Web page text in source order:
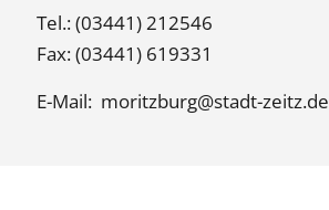
Tel.: (03441) 212546
Fax: (03441) 619331
E-Mail: moritzburg@stadt-zeitz.de